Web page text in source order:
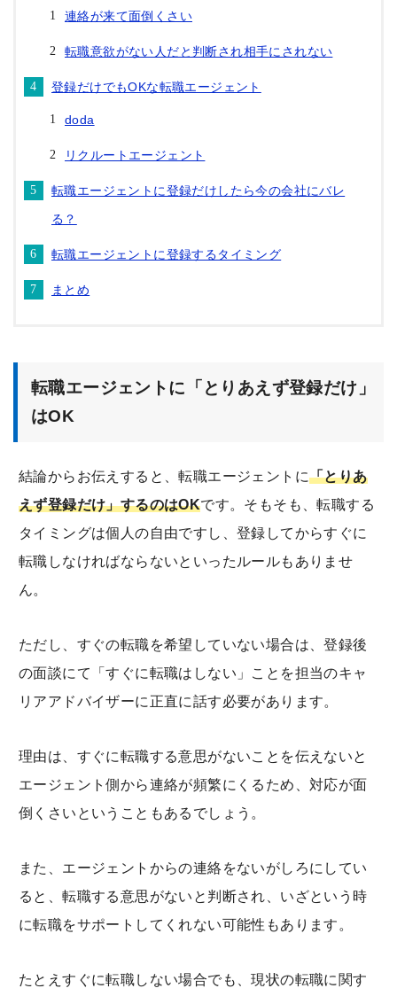
連絡が来て面倒くさい
転職意欲がない人だと判断され相手にされない
登録だけでもOKな転職エージェント
doda
リクルートエージェント
転職エージェントに登録だけしたら今の会社にバレ
る？
転職エージェントに登録するタイミング
まとめ
転職エージェントに「とりあえず登録だけ」
はOK
結論からお伝えすると、転職エージェントに「とりあ
えず登録だけ」するのはOKです。そもそも、転職する
タイミングは個人の自由ですし、登録してからすぐに
転職しなければならないといったルールもありませ
ん。
ただし、すぐの転職を希望していない場合は、登録後
の面談にて「すぐに転職はしない」ことを担当のキャ
リアアドバイザーに正直に話す必要があります。
理由は、すぐに転職する意思がないことを伝えないと
エージェント側から連絡が頻繁にくるため、対応が面
倒くさいということもあるでしょう。
また、エージェントからの連絡をないがしろにしてい
ると、転職する意思がないと判断され、いざという時
に転職をサポートしてくれない可能性もあります。
たとえすぐに転職しない場合でも、現状の転職に関す